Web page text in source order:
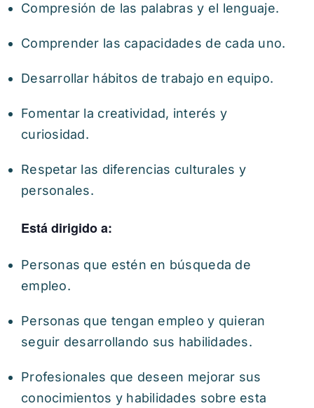
Compresión de las palabras y el lenguaje.
Comprender las capacidades de cada uno.
Desarrollar hábitos de trabajo en equipo.
Fomentar la creatividad, interés y
curiosidad.
Respetar las diferencias culturales y
personales.
Está dirigido a:
Personas que estén en búsqueda de
empleo.
Personas que tengan empleo y quieran
seguir desarrollando sus habilidades.
Profesionales que deseen mejorar sus
conocimientos y habilidades sobre esta